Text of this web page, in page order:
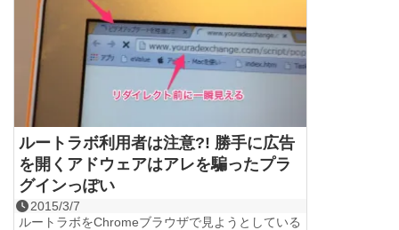
ルートラボ利用者は注意?! 勝手に広告
を開くアドウェアはアレを騙ったプラ
グインっぽい
2015/3/7
ルートラボをChromeブラウザで見ようとしている